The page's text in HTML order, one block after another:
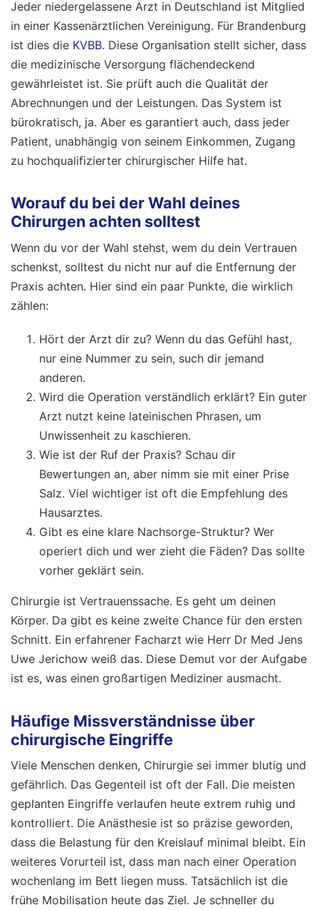
Jeder niedergelassene Arzt in Deutschland ist Mitglied
in einer Kassenärztlichen Vereinigung. Für Brandenburg
ist dies die KVBB. Diese Organisation stellt sicher, dass
die medizinische Versorgung flächendeckend
gewährleistet ist. Sie prüft auch die Qualität der
Abrechnungen und der Leistungen. Das System ist
bürokratisch, ja. Aber es garantiert auch, dass jeder
Patient, unabhängig von seinem Einkommen, Zugang
zu hochqualifizierter chirurgischer Hilfe hat.
Worauf du bei der Wahl deines
Chirurgen achten solltest
Wenn du vor der Wahl stehst, wem du dein Vertrauen
schenkst, solltest du nicht nur auf die Entfernung der
Praxis achten. Hier sind ein paar Punkte, die wirklich
zählen:
Hört der Arzt dir zu? Wenn du das Gefühl hast,
nur eine Nummer zu sein, such dir jemand
anderen.
Wird die Operation verständlich erklärt? Ein guter
Arzt nutzt keine lateinischen Phrasen, um
Unwissenheit zu kaschieren.
Wie ist der Ruf der Praxis? Schau dir
Bewertungen an, aber nimm sie mit einer Prise
Salz. Viel wichtiger ist oft die Empfehlung des
Hausarztes.
Gibt es eine klare Nachsorge-Struktur? Wer
operiert dich und wer zieht die Fäden? Das sollte
vorher geklärt sein.
Chirurgie ist Vertrauenssache. Es geht um deinen
Körper. Da gibt es keine zweite Chance für den ersten
Schnitt. Ein erfahrener Facharzt wie Herr Dr Med Jens
Uwe Jerichow weiß das. Diese Demut vor der Aufgabe
ist es, was einen großartigen Mediziner ausmacht.
Häufige Missverständnisse über
chirurgische Eingriffe
Viele Menschen denken, Chirurgie sei immer blutig und
gefährlich. Das Gegenteil ist oft der Fall. Die meisten
geplanten Eingriffe verlaufen heute extrem ruhig und
kontrolliert. Die Anästhesie ist so präzise geworden,
dass die Belastung für den Kreislauf minimal bleibt. Ein
weiteres Vorurteil ist, dass man nach einer Operation
wochenlang im Bett liegen muss. Tatsächlich ist die
frühe Mobilisation heute das Ziel. Je schneller du